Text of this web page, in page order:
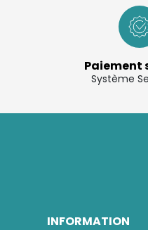
Paiement
Système
INFORMATION